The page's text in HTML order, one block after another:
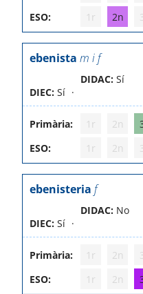
ESO:
1r 2n
ebenista m i f
DIEC: Sí
DIDAC: Sí
Primària: 1r 2n
ESO:
1r 2n
ebenisteria f
DIEC: Sí
DIDAC: No
Primària: 1r 2n
ESO:
1r 2n